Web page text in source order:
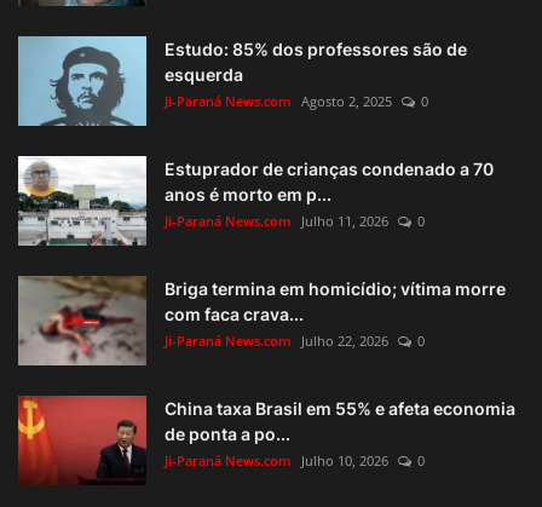
Estudo: 85% dos professores são de
esquerda
Ji-Paraná News.com Agosto 2, 2025 0
Estuprador de crianças condenado a 70
anos é morto em p...
Ji-Paraná News.com Julho 11, 2026 0
Briga termina em homicídio; vítima morre
com faca crava...
Ji-Paraná News.com Julho 22, 2026 0
China taxa Brasil em 55% e afeta economia
de ponta a po...
Ji-Paraná News.com Julho 10, 2026 0